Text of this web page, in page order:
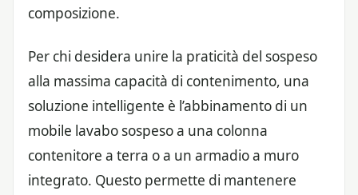
composizione.
Per chi desidera unire la praticità del sospeso
alla massima capacità di contenimento, una
soluzione intelligente è l’abbinamento di un
mobile lavabo sospeso a una colonna
contenitore a terra o a un armadio a muro
integrato. Questo permette di mantenere